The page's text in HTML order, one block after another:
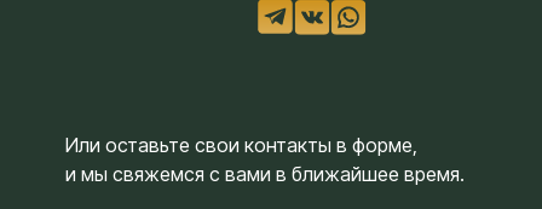
Или оставьте свои контакты в форме,
и мы свяжемся с вами в ближайшее время.